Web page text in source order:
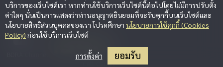
BORA Channel
บริการของเว็บไซต์เรา หากท่านใช้บริการเว็บไซต์นี้ต่อไปโดยไม่มีการปรับตั้ง
ค่าใดๆ นั่นเป็นการแสดงว่าท่านอนุญาตยินยอมที่จะรับคุกกี้บนเว็บไซต์และ
นโยบายสิทธิส่วนบุคคลของเรา โปรดศึกษา นโยบายการใช้คุกกี้ (Cookies
Policy) ก่อนใช้บริการเว็บไซต์
การตั้งค่า ยอมรับ